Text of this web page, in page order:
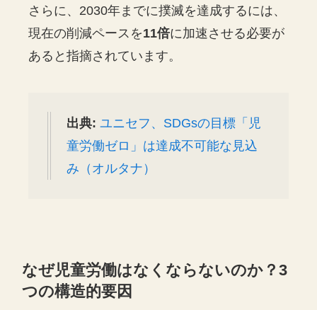
さらに、2030年までに撲滅を達成するには、
現在の削減ペースを11倍に加速させる必要が
あると指摘されています。
出典: ユニセフ、SDGsの目標「児
童労働ゼロ」は達成不可能な見込
み（オルタナ）
なぜ児童労働はなくならないのか？3
つの構造的要因